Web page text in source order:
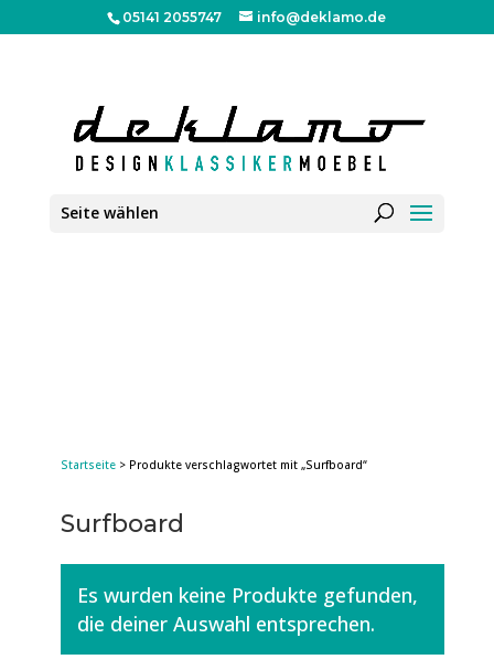
05141 2055747 info@deklamo.de
Seite wählen
Startseite> Produkte verschlagwortet mit „Surfboard“
Surfboard
Es wurden keine Produkte gefunden,
die deiner Auswahl entsprechen.